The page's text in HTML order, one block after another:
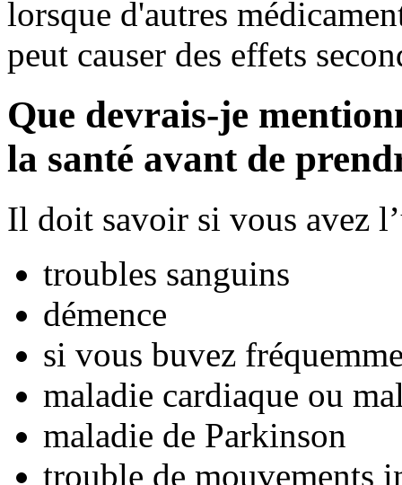
lorsque d'autres
peut causer des effets
Que devrais-je
la santé avant de
Il doit savoir si vous avez
troubles sanguins
démence
si vous buvez
maladie cardiaque ou
maladie de Parkinson
trouble de mouvements